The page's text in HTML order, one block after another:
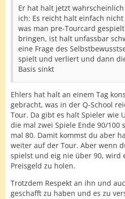
Er hat halt jetzt
ich: Es reicht halt einfach
was man pre-Tourcard
bringen, ist halt unfassbar
eine Frage des
spielt und verliert und dann
Basis sinkt
Ehlers hat halt an einem Tag
gebracht, was in der Q-School
Tour. Da gibt es halt Spieler wie
die mal zwei Spiele Ende 90/100
mal 80. Damit kommst du aber
weiter auf der Tour. Aber wenn
spielst und eig nie über 90, wird
Preisgeld zu holen.
Trotzdem Respekt an ihn und
geschafft zu haben und es zu